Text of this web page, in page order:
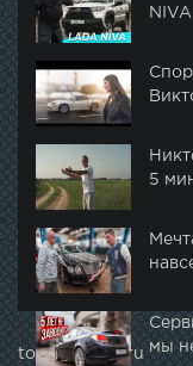
NIVA
5
мы
topautotube.ru